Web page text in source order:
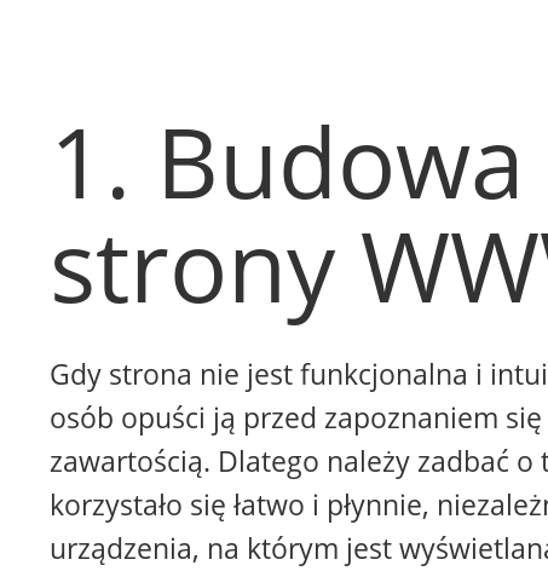
1. Budowa
strony
Gdy strona nie jest funkcjonalna i
osób opuści ją przed zapoznaniem się
zawartością. Dlatego należy zadbać
korzystało się łatwo i płynnie,
urządzenia, na którym jest